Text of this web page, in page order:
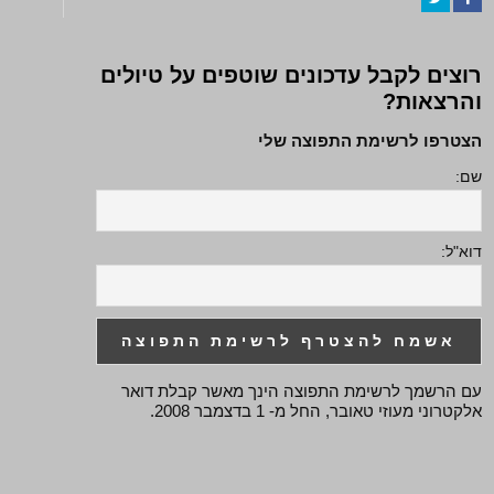
רוצים לקבל עדכונים שוטפים על טיולים
והרצאות?
הצטרפו לרשימת התפוצה שלי
שם:
דוא"ל:
עם הרשמך לרשימת התפוצה הינך מאשר קבלת דואר
אלקטרוני מעוזי טאובר, החל מ- 1 בדצמבר 2008.